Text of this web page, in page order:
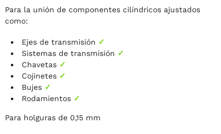
Para la unión de componentes cilíndricos ajustados
como:
Ejes de transmisión ✓
Sistemas de transmisión ✓
Chavetas ✓
Cojinetes ✓
Bujes ✓
Rodamientos ✓
Para holguras de 0,15 mm